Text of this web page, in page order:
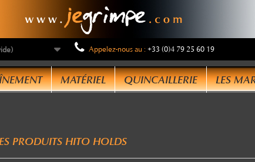
utilisons des cookies
pour analyser le trafic de notre site et pour
de nos visiteurs.
Appelez-nous au : +33 (0)4 79 25 60 19
MATÉRIEL QUINCAILLERIE LES
PRODUITS HITO HOLDS